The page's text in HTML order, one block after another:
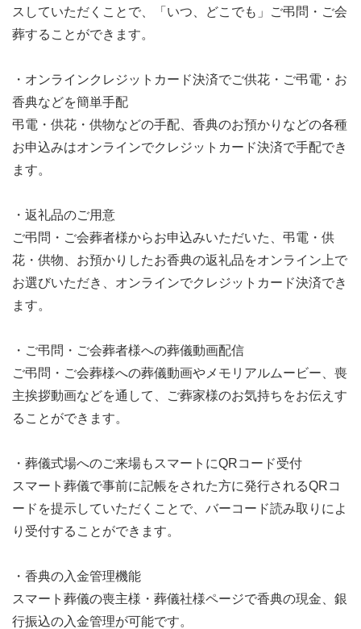
スしていただくことで、「いつ、どこでも」ご弔問・ご会
葬することができます。
・オンラインクレジットカード決済でご供花・ご弔電・お
香典などを簡単手配
弔電・供花・供物などの手配、香典のお預かりなどの各種
お申込みはオンラインでクレジットカード決済で手配でき
ます。
・返礼品のご用意
ご弔問・ご会葬者様からお申込みいただいた、弔電・供
花・供物、お預かりしたお香典の返礼品をオンライン上で
お選びいただき、オンラインでクレジットカード決済でき
ます。
・ご弔問・ご会葬者様への葬儀動画配信
ご弔問・ご会葬様への葬儀動画やメモリアルムービー、喪
主挨拶動画などを通して、ご葬家様のお気持ちをお伝えす
ることができます。
・葬儀式場へのご来場もスマートにQRコード受付
スマート葬儀で事前に記帳をされた方に発行されるQRコ
ードを提示していただくことで、バーコード読み取りによ
り受付することができます。
・香典の入金管理機能
スマート葬儀の喪主様・葬儀社様ページで香典の現金、銀
行振込の入金管理が可能です。